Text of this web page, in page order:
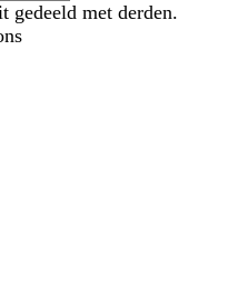
gedeeld met derden.